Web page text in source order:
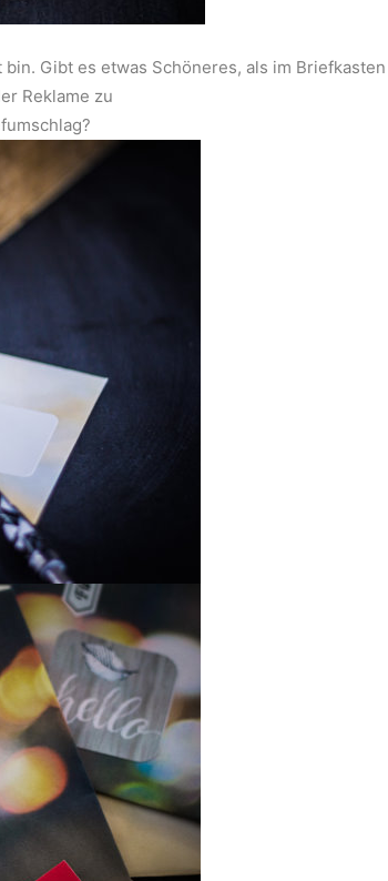
Gibt es etwas Schöneres, als im
Reklame zu